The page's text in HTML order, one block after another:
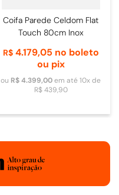
Coifa Parede Celdom Flat
Touch 80cm Inox
R$ 4.179,05 no boleto
ou pix
ou R$ 4.399,00em até10x de
R$ 439,90